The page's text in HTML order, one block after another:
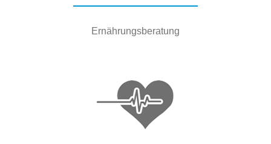
Ernährungsberatung